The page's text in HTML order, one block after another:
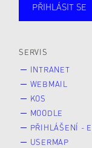
PŘIHLÁSIT SE
SERVIS
INTRANET
WEBMAIL
KOS
MOODLE
PŘIHLÁŠENÍ -
USERMAP